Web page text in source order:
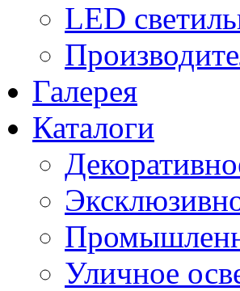
LED
Галерея
Каталоги
Уличное